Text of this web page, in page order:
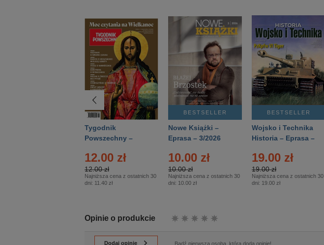
Tygodnik
Powszechny –
12.00 zł
12.00 zł
Najniższa cena z ostatnich 30
dni: 11.40 zł
BESTSELLER
Nowe Książki –
Eprasa – 3/2026
10.00 zł
10.00 zł
Najniższa cena z ostatnich 30
dni: 10.00 zł
BESTSELLER
Wojsko i Technika
Historia – Eprasa –
19.00 zł
19.00 zł
Najniższa cena z ostatnich 30
dni: 19.00 zł
Opinie o produkcie
Dodaj opinię Bądź pierwszą osobą, która doda opinię!